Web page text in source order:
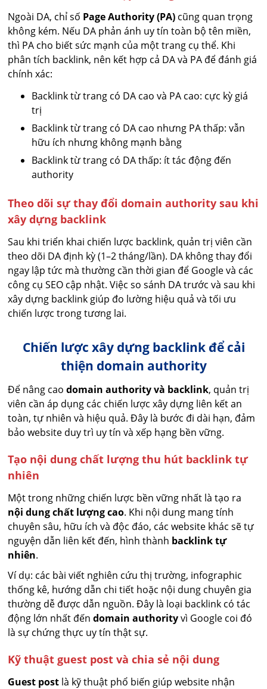
Ngoài DA, chỉ số Page Authority (PA) cũng quan trọng
không kém. Nếu DA phản ánh uy tín toàn bộ tên miền,
thì PA cho biết sức mạnh của một trang cụ thể. Khi
phân tích backlink, nên kết hợp cả DA và PA để đánh giá
chính xác:
Backlink từ trang có DA cao và PA cao: cực kỳ giá
trị
Backlink từ trang có DA cao nhưng PA thấp: vẫn
hữu ích nhưng không mạnh bằng
Backlink từ trang có DA thấp: ít tác động đến
authority
Theo dõi sự thay đổi domain authority sau khi
xây dựng backlink
Sau khi triển khai chiến lược backlink, quản trị viên cần
theo dõi DA định kỳ (1–2 tháng/lần). DA không thay đổi
ngay lập tức mà thường cần thời gian để Google và các
công cụ SEO cập nhật. Việc so sánh DA trước và sau khi
xây dựng backlink giúp đo lường hiệu quả và tối ưu
chiến lược trong tương lai.
Chiến lược xây dựng backlink để cải
thiện domain authority
Để nâng caodomain authority và backlink, quản trị
viên cần áp dụng các chiến lược xây dựng liên kết an
toàn, tự nhiên và hiệu quả. Đây là bước đi dài hạn, đảm
bảo website duy trì uy tín và xếp hạng bền vững.
Tạo nội dung chất lượng thu hút backlink tự
nhiên
Một trong những chiến lược bền vững nhất là tạo ra
nội dung chất lượng cao. Khi nội dung mang tính
chuyên sâu, hữu ích và độc đáo, các website khác sẽ tự
nguyện dẫn liên kết đến, hình thành backlink tự
nhiên.
Ví dụ: các bài viết nghiên cứu thị trường, infographic
thống kê, hướng dẫn chi tiết hoặc nội dung chuyên gia
thường dễ được dẫn nguồn. Đây là loại backlink có tác
động lớn nhất đếndomain authorityvì Google coi đó
là sự chứng thực uy tín thật sự.
Kỹ thuật guest post và chia sẻ nội dung
Guest post là kỹ thuật phổ biến giúp website nhận